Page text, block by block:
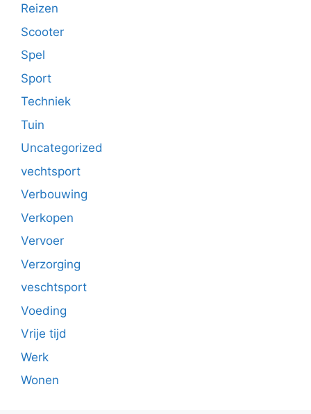
Reizen
Scooter
Spel
Sport
Techniek
Tuin
Uncategorized
vechtsport
Verbouwing
Verkopen
Vervoer
Verzorging
veschtsport
Voeding
Vrije tijd
Werk
Wonen